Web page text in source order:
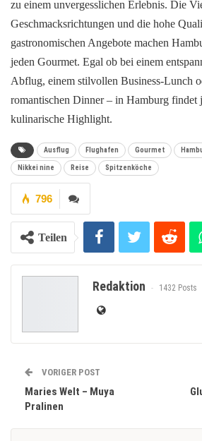
zu einem unvergesslichen Erlebnis. Die
Geschmacksrichtungen und die hohe
gastronomischen Angebote machen
jeden Gourmet. Egal ob bei einem
Abflug, einem stilvollen Business-Lunch
romantischen Dinner – in Hamburg findet
kulinarische Highlight.
Ausflug Flughafen Gourmet
Nikkei nine Reise Spitzenköche
796
Teilen
Redaktion 1432 Posts
VORIGER POST
Maries Welt – Muya
Pralinen